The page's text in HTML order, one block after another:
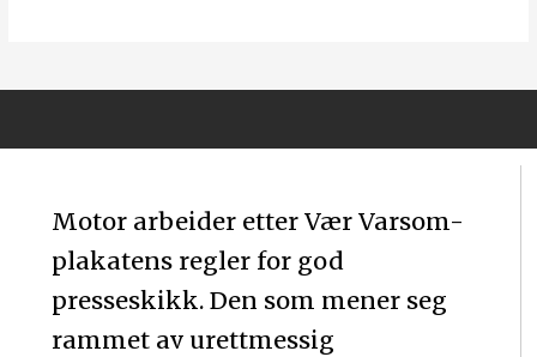
Motor arbeider etter Vær Varsom-
plakatens regler for god
presseskikk. Den som mener seg
rammet av urettmessig